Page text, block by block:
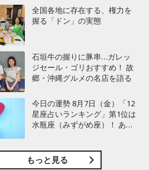
れ”とは？
全国各地に存在する、権力を
握る「ドン」の実態
石垣牛の握りに豚串…ガレッ
ジセール・ゴリおすすめ！ 故
郷・沖縄グルメの名店を語る
今日の運勢 8月7日（金）「12
星座占いランキング」第1位は
水瓶座（みずがめ座）！ あな
もっと見る